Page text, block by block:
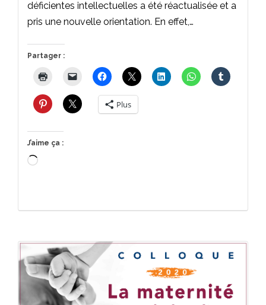
déficientes intellectuelles a été réactualisée et a
pris une nouvelle orientation. En effet,…
Partager :
Plus
J’aime ça :
Chargement…